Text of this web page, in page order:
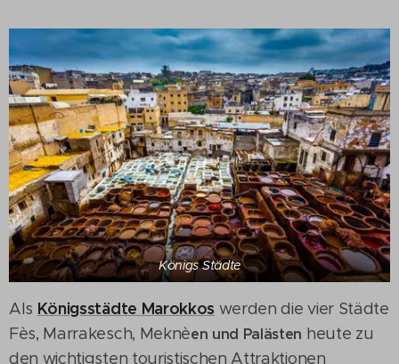
Königs Städte
Als Königsstädte Marokkos werden die vier Städte
Fès, Marrakesch, Meknèen und Palästen heute zu
den wichtigsten touristischen Attraktionen